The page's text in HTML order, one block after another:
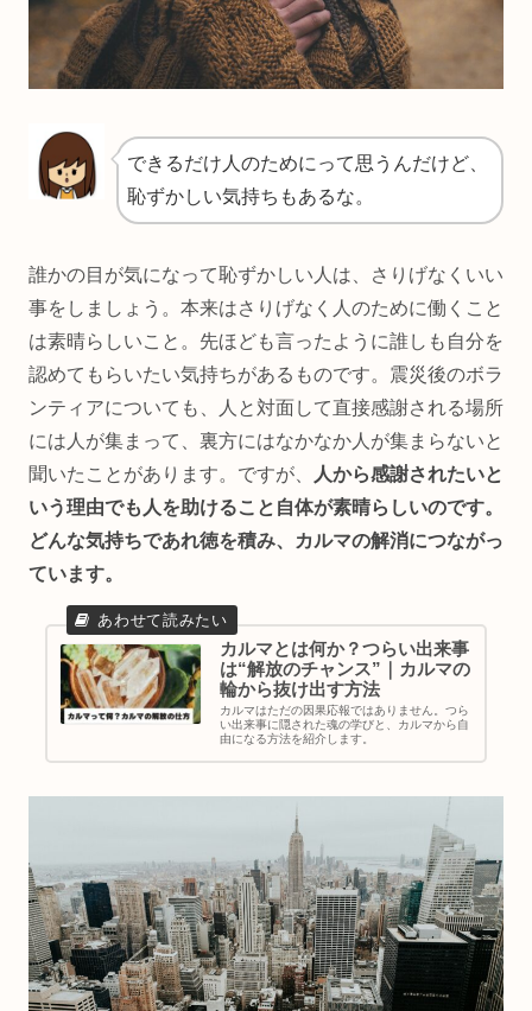
できるだけ人のためにって思うんだけど、
恥ずかしい気持ちもあるな。
誰かの目が気になって恥ずかしい人は、さりげなくいい
事をしましょう。本来はさりげなく人のために働くこと
は素晴らしいこと。先ほども言ったように誰しも自分を
認めてもらいたい気持ちがあるものです。震災後のボラ
ンティアについても、人と対面して直接感謝される場所
には人が集まって、裏方にはなかなか人が集まらないと
聞いたことがあります。ですが、
人から感謝されたいと
いう理由でも人を助けること自体が素晴らしいのです。
どんな気持ちであれ徳を積み、カルマの解消につながっ
ています。
カルマとは何か？つらい出来事
は“解放のチャンス”｜カルマの
輪から抜け出す方法
カルマはただの因果応報ではありません。つら
い出来事に隠された魂の学びと、カルマから自
由になる方法を紹介します。